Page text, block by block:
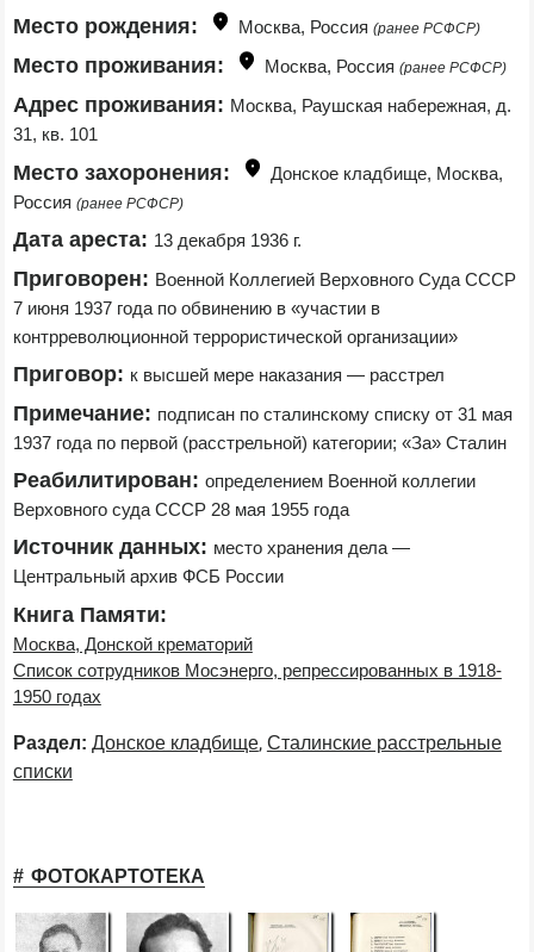
Место рождения: Москва, Россия (ранее РСФСР)
Место проживания: Москва, Россия (ранее РСФСР)
Адрес проживания: Москва, Раушская набережная, д.
31, кв. 101
Место захоронения:
Донское кладбище, Москва,
Россия (ранее РСФСР)
Дата ареста: 13 декабря 1936 г.
Приговорен: Военной Коллегией Верховного Суда СССР
7 июня 1937 года по обвинению в «участии в
контрреволюционной террористической организации»
Приговор: к высшей мере наказания — расстрел
Примечание: подписан по сталинскому списку от 31 мая
1937 года по первой (расстрельной) категории; «За» Сталин
Реабилитирован: определением Военной коллегии
Верховного суда СССР 28 мая 1955 года
Источник данных: место хранения дела —
Центральный архив ФСБ России
Книга Памяти:
Москва, Донской крематорий
Список сотрудников Мосэнерго, репрессированных в 1918-
1950 годах
Раздел: Донское кладбище, Сталинские расстрельные
списки
ФОТОКАРТОТЕКА